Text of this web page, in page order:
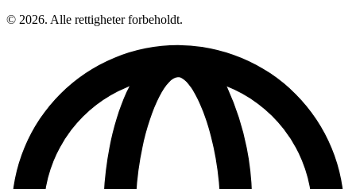
© 2026. Alle rettigheter forbeholdt.